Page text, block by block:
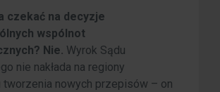
czekać na decyzje
wspólnot
Nie. Wyrok Sądu
nie nakłada na regiony
tworzenia nowych przepisów – on